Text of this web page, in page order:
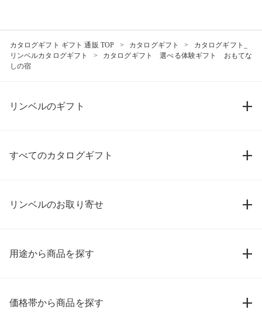
カタログギフト ギフト 通販 TOP カタログギフト
カタログギフト_
リンベルカタログギフト
カタログギフト 選べる体験ギフト おもてな
しの宿
リンベルのギフト
すべてのカタログギフト
リンベルのお取り寄せ
用途から商品を探す
価格帯から商品を探す